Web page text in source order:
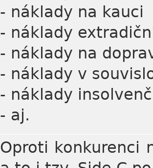
- náklady na kauci
- náklady
- náklady na
- náklady v
- náklady
- aj.
Oproti konkurenci